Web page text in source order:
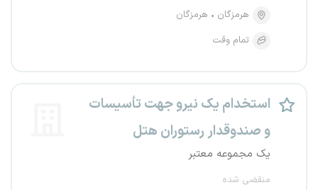
هرمزگان
هرمزگان
تمام وقت
استخدام یک نیرو جهت تأسیسات
و صندوقدار رستوران هتل
یک مجموعه معتبر
منقضی شده